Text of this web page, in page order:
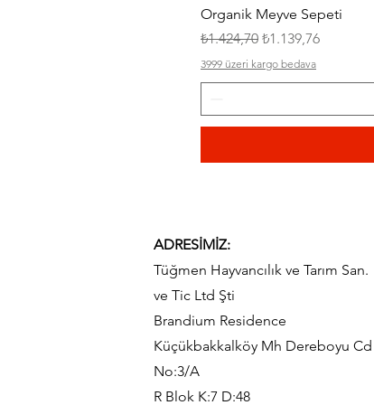
Organik Meyve Sepeti
Normal Fiyat
₺1.424,70 İndirimli Fiyat
₺1.139,76
3999 üzeri kargo bedava
ADRESİMİZ:
Tüğmen Hayvancılık ve Tarım San.
ve Tic Ltd Şti
Brandium Residence
Küçükbakkalköy Mh Dereboyu Cd
No:3/A
R Blok K:7 D:48